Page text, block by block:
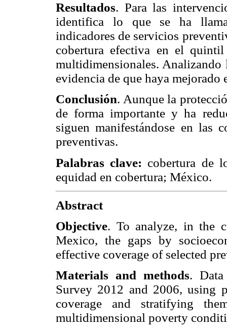
Resultados. Para las
identifica lo que se ha
indicadores de servicios
cobertura efectiva en el
multidimensionales.
evidencia de que haya mejorado
Conclusión. Aunque la
de forma importante y ha
siguen manifestándose en las
preventivas.
Palabras clave: cobertura de
equidad en cobertura; México.
Abstract
Objective. To analyze, in the
Mexico, the gaps by
effective coverage of selected
Materials and methods.
Survey 2012 and 2006, using
coverage and stratifying
multidimensional poverty